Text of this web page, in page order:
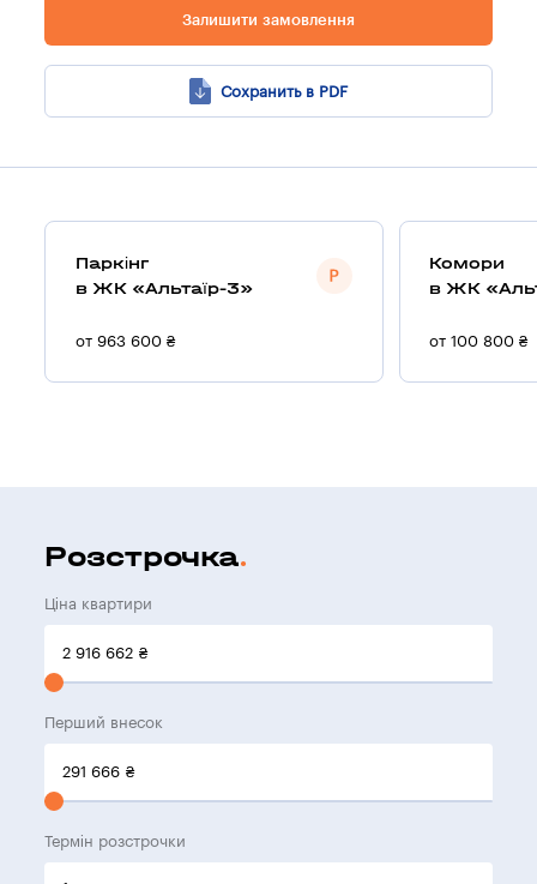
Залишити замовлення
Сохранить в PDF
Паркінг
в ЖК «Альтаїр-3»
от 963 600 ₴
Комори
в ЖК
от 100 800 ₴
Розстрочка
Ціна квартири
2 916 662 ₴
Перший внесок
291 666 ₴
Термін розстрочки